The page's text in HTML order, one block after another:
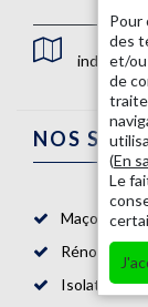
NOS
Maçon 87
Rénovation
Isolation
Pour
des
et/ou
de
(En
Le